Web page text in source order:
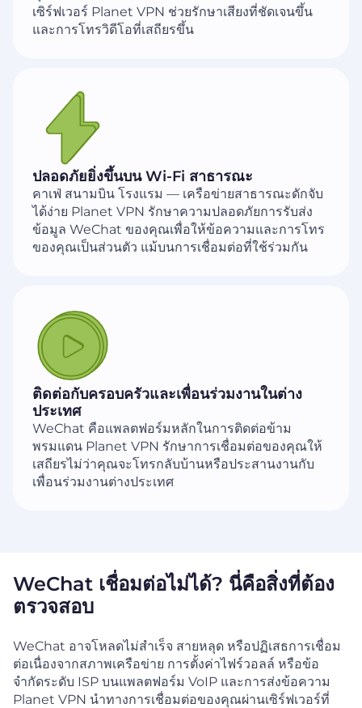
เซิร์ฟเวอร์ Planet VPN ช่วยรักษาเสียงที่ชัดเจนขึ้น
และการโทรวิดีโอที่เสถียรขึ้น
ปลอดภัยยิ่งขึ้นบน Wi-Fi สาธารณะ
คาเฟ่ สนามบิน โรงแรม — เครือข่ายสาธารณะดักจับ
ได้ง่าย Planet VPN รักษาความปลอดภัยการรับส่ง
ข้อมูล WeChat ของคุณเพื่อให้ข้อความและการโทร
ของคุณเป็นส่วนตัว แม้บนการเชื่อมต่อที่ใช้ร่วมกัน
ติดต่อกับครอบครัวและเพื่อนร่วมงานในต่าง
ประเทศ
WeChat คือแพลตฟอร์มหลักในการติดต่อข้าม
พรมแดน Planet VPN รักษาการเชื่อมต่อของคุณให้
เสถียรไม่ว่าคุณจะโทรกลับบ้านหรือประสานงานกับ
เพื่อนร่วมงานต่างประเทศ
WeChat เชื่อมต่อไม่ได้? นี่คือสิ่งที่ต้อง
ตรวจสอบ
WeChat อาจโหลดไม่สำเร็จ สายหลุด หรือปฏิเสธการเชื่อม
ต่อเนื่องจากสภาพเครือข่าย การตั้งค่าไฟร์วอลล์ หรือข้อ
จำกัดระดับ ISP บนแพลตฟอร์ม VoIP และการส่งข้อความ
Planet VPN นำทางการเชื่อมต่อของคุณผ่านเซิร์ฟเวอร์ที่